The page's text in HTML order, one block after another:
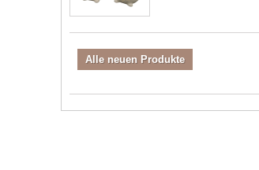
Alle neuen Produkte